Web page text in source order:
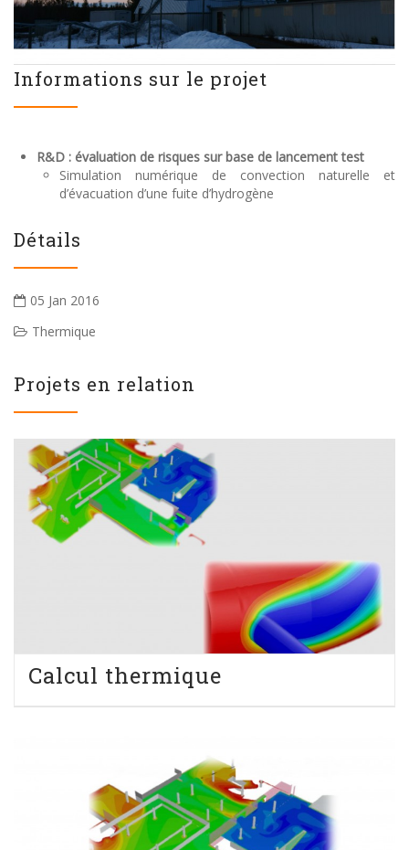
Informations sur le projet
R&D : évaluation de risques sur base de lancement test
Simulation numérique de convection naturelle et
d’évacuation d’une fuite d’hydrogène
Détails
05 Jan 2016
Thermique
Projets en relation
Calcul thermique